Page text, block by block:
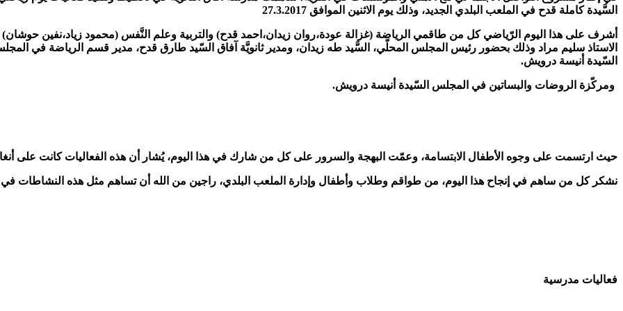
السَّيدة كاملة قدح في الملعب البلدي الجديد، وذلك يوم الاثنين الموافق 27.3.2017
أشرف على هذا اليوم الرّياضي كل من طاقمي الرياضة (غزالة عودة،روان زيدان،احمد قدح) والتربية وعلم النَّفس (محمود زياد،نفين حوشان)
الاستاذ سليم مراد وذلك بحضور رئيس المجلس المحلّي، السَّيد طه زيدان، ومدير ثانويَّة آفاق السّيد طارق قدح، مدير قسم الرياضة في
السّيدة أنيسة درويش.
ومركّزة الروضات والبساتين في المجلس السّيدة أنيسة درويش.
حيث ارتسمت على وجوه الأطفال الابتسامة، وعمّت البهجة والسرور على كل من شارك في هذا اليوم، يُشار أن هذه الفعاليات كانت على
نشكر كل من ساهم في إنجاح هذا اليوم، من طواقم وطلاب وأطفال وإدارة الملعب البلدي، راجين من الله أن تساهم مثل هذه النشاطات في
فعاليات مدرسية